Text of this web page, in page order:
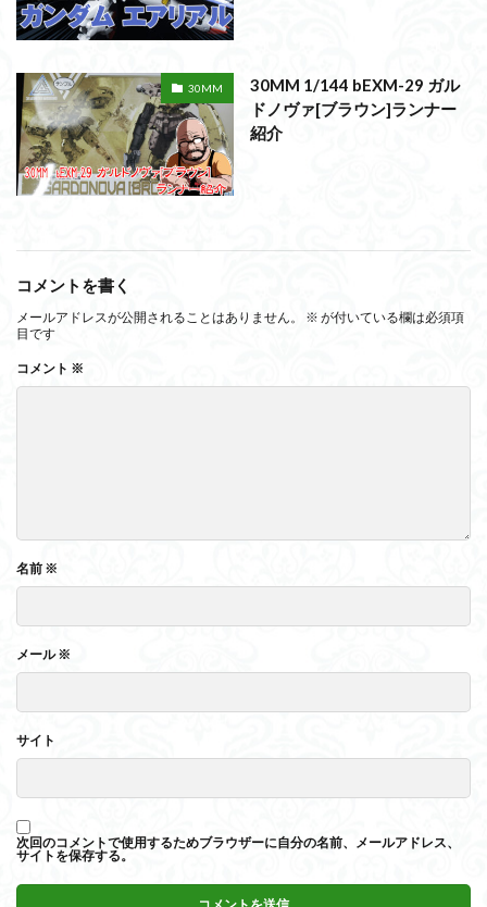
30MM
30MM 1/144 bEXM-29 ガル
ドノヴァ[ブラウン]ランナー
紹介
コメントを書く
メールアドレスが公開されることはありません。 ※ が付いている欄は必須項
目です
コメント ※
名前 ※
メール※
サイト
次回のコメントで使用するためブラウザーに自分の名前、メールアドレス、
サイトを保存する。